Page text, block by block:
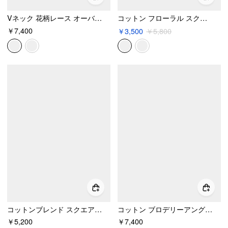
Vネック 花柄レース オーバーサイズ フレア ミニワンピース
￥7,400
コットン フローラル スクエアネック ボウノット レーストリム フリルヘム ミニ ナイトドレス
￥3,500 ￥5,800
コットンブレンド スクエアネック ブローデリーアングレーズ Aライン キャミミニドレス
￥5,200
コットン ブロデリーアングレーズ レーストリム ボウノット トップス & ミッドライズ ゴムウエスト ショーツ セット
￥7,400